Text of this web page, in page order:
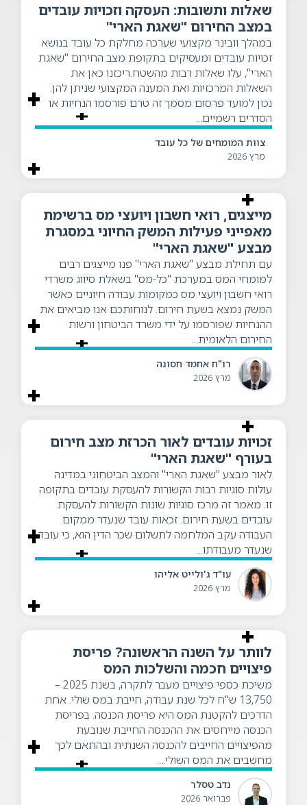
שאלות ותשובות: העסקה וזכויות עובדים
במצב החירום "שאגת הארי"
במהלך וובינר מקצועי שערכה מחלקת כל עובד בנושא
זכויות עובדים ומעסיקים בתקופת מצב החירום "שאגת
הארי", עלו שאלות רבות מהשטח.ריכזנו כאן את
השאלות המרכזיות ואת המענה המקצועי שניתן להן.
נכון למועד פרסום מסמך זה טרם פורסמו הנחיות או
הסדרים רשמיים...
צוות המומחים של כל עובד
מרץ 2026
מייצגים, רואי חשבון ויועצי מס ברשימת
מאפייני פעילות המשק החיוני במסגרת
מבצע "שאגת הארי"
עם תחילת מבצע "שאגת הארי" פנו מייצגים רבים
למומחי המס במערכת "כל-מס" בשאלת סיווג משרדי
רואי חשבון ויועצי מס כמקומות עבודה חיוניים כאשר
המשק נמצא בשעת חירום. לנוחותכם אנו מביאים את
ההנחיות שפורסמו על ידי משרד הביטחון ורשות
החירום הלאומית...
רו"ח אחמד חסונה
מרץ 2026
זכויות עובדים לאור הכרזת מצב חירום
בעורף "שאגת הארי"
לאור מבצע "שאגת הארי" והמצב הביטחוני במדינה
עולות סוגיות רבות הקשורות להעסקת עובדים בתקופה
זו. מאמר זה מרכז סוגיות שונות הקשורות להעסקת
עובדים בשעת חירום. זכאות עובד שנעדר ממקום
העבודה עקב המלחמה לתשלום שכר הדין הוא, כי עובד
שנעדר מעבודתו...
עו"ד ג'ולייט אליהו
מרץ 2026
לוותר על השנה הראשונה? פריסת
פיצויים חכמה והשלכות המס
משיכת כספי פיצויים מעבר לתקרה, בשנת 2025 –
13,750 ש"ח לכל שנת עבודה, חייבת במס שולי. אחת
הדרכים להקטנת המס היא פריסת הכנסה. בפריסת
הכנסה מייחסים את ההכנסה החייבת שנובעת
מהפיצויים החייבים להכנסה השנתית ובהתאם לכך
מחשבים את המס השולי....
נדב טסלר
פברואר 2026